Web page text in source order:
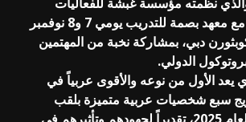
والتدريب بالتعاون مع معهد بصمة للتدريب يومي 7 و8 نوفمبر
دبي، بمشاركة نخبة من المهتمين
الدولي.
يعد الأول من نوعه والأقوى عربياً في
سبع شخصيات عربية متميزة بلقب